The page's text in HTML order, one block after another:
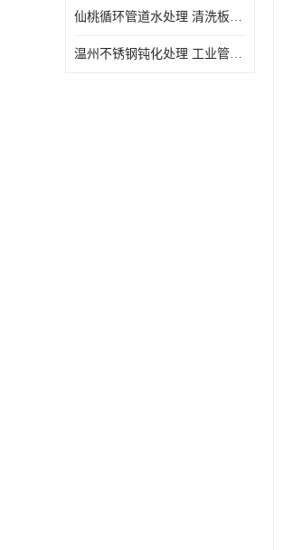
仙桃循环管道水处理 清洗板式换热器公司 服务好
温州不锈钢钝化处理 工业管道清洗公司 20年行业经验